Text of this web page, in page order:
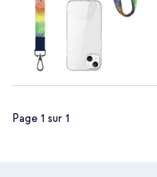
Page 1 sur 1